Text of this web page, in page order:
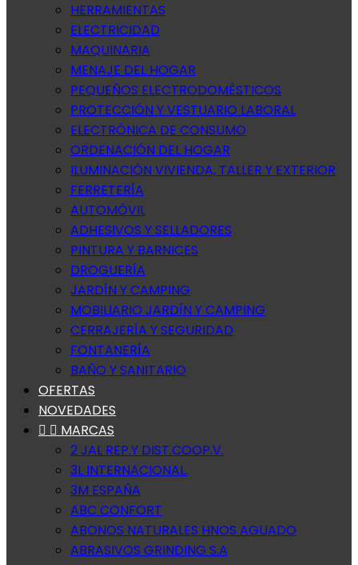
HERRAMIENTAS
ELECTRICIDAD
MAQUINARIA
MENAJE DEL HOGAR
PEQUEÑOS ELECTRODOMÉSTICOS
PROTECCIÓN Y VESTUARIO LABORAL
ELECTRÓNICA DE CONSUMO
ORDENACIÓN DEL HOGAR
ILUMINACIÓN VIVIENDA, TALLER Y EXTERIOR
FERRETERÍA
AUTOMÓVIL
ADHESIVOS Y SELLADORES
PINTURA Y BARNICES
DROGUERÍA
JARDÍN Y CAMPING
MOBILIARIO JARDÍN Y CAMPING
CERRAJERÍA Y SEGURIDAD
FONTANERÍA
BAÑO Y SANITARIO
OFERTAS
NOVEDADES
  MARCAS
2 JAL REP.Y DIST.COOP.V.
3L INTERNACIONAL.
3M ESPAÑA
ABC CONFORT
ABONOS NATURALES HNOS AGUADO
ABRASIVOS GRINDING S.A